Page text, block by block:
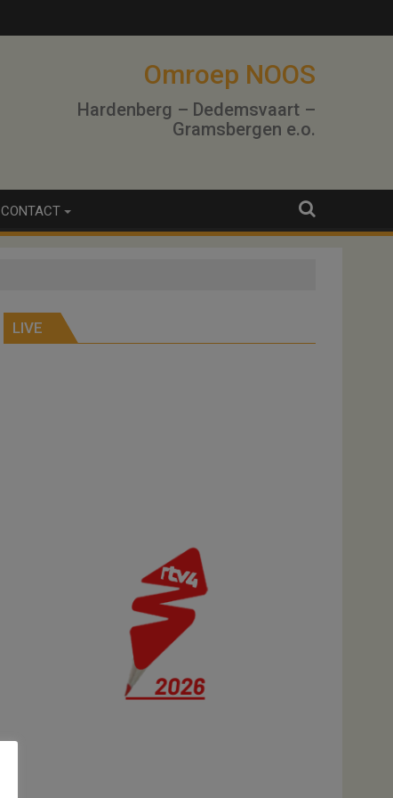
Omroep NOOS
Hardenberg – Dedemsvaart –
Gramsbergen e.o.
CONTACT
LIVE